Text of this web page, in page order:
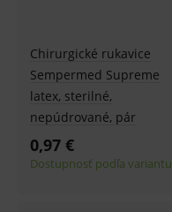
Chirurgické rukavice
Sempermed Supreme
latex, sterilné,
nepúdrované, pár
0,97 €
Dostupnosť podľa variantu